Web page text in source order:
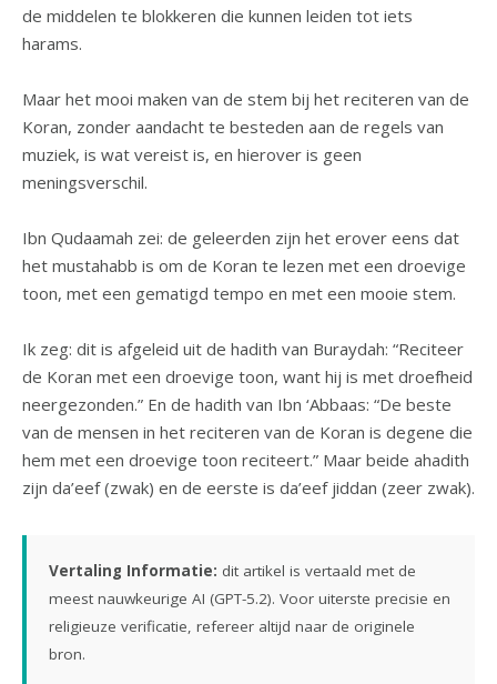
de middelen te blokkeren die kunnen leiden tot iets
harams.
Maar het mooi maken van de stem bij het reciteren van de
Koran, zonder aandacht te besteden aan de regels van
muziek, is wat vereist is, en hierover is geen
meningsverschil.
Ibn Qudaamah zei: de geleerden zijn het erover eens dat
het mustahabb is om de Koran te lezen met een droevige
toon, met een gematigd tempo en met een mooie stem.
Ik zeg: dit is afgeleid uit de hadith van Buraydah: “Reciteer
de Koran met een droevige toon, want hij is met droefheid
neergezonden.” En de hadith van Ibn ‘Abbaas: “De beste
van de mensen in het reciteren van de Koran is degene die
hem met een droevige toon reciteert.” Maar beide ahadith
zijn da’eef (zwak) en de eerste is da’eef jiddan (zeer zwak).
Vertaling Informatie: dit artikel is vertaald met de
meest nauwkeurige AI (GPT-5.2). Voor uiterste precisie en
religieuze verificatie, refereer altijd naar de originele
bron.